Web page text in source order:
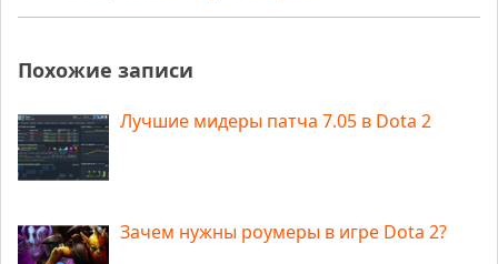
Похожие записи
Лучшие мидеры патча 7.05 в Dota 2
Зачем нужны роумеры в игре Dota 2?